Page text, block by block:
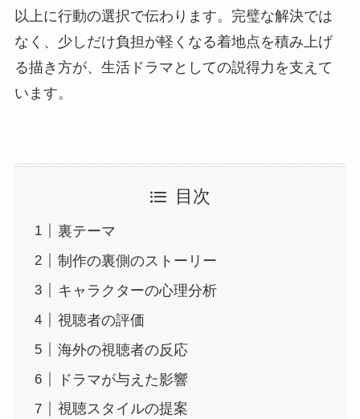
以上に行動の選択で伝わります。完璧な解決では
なく、少しだけ負担が軽くなる着地点を積み上げ
る描き方が、生活ドラマとしての説得力を支えて
います。
目次
裏テーマ
制作の裏側のストーリー
キャラクターの心理分析
視聴者の評価
海外の視聴者の反応
ドラマが与えた影響
視聴スタイルの提案